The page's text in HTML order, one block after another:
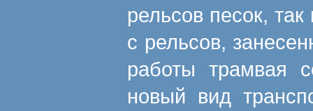
рельсов песок,
с рельсов,
работы трамвая
новый вид